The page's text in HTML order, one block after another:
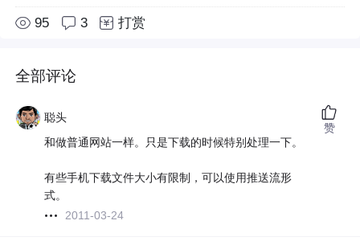
95 3 打赏
全部评论
聪头
和做普通网站一样。只是下载的时候特别处理一下。
有些手机下载文件大小有限制，可以使用推送流形
式。
2011-03-24
赞